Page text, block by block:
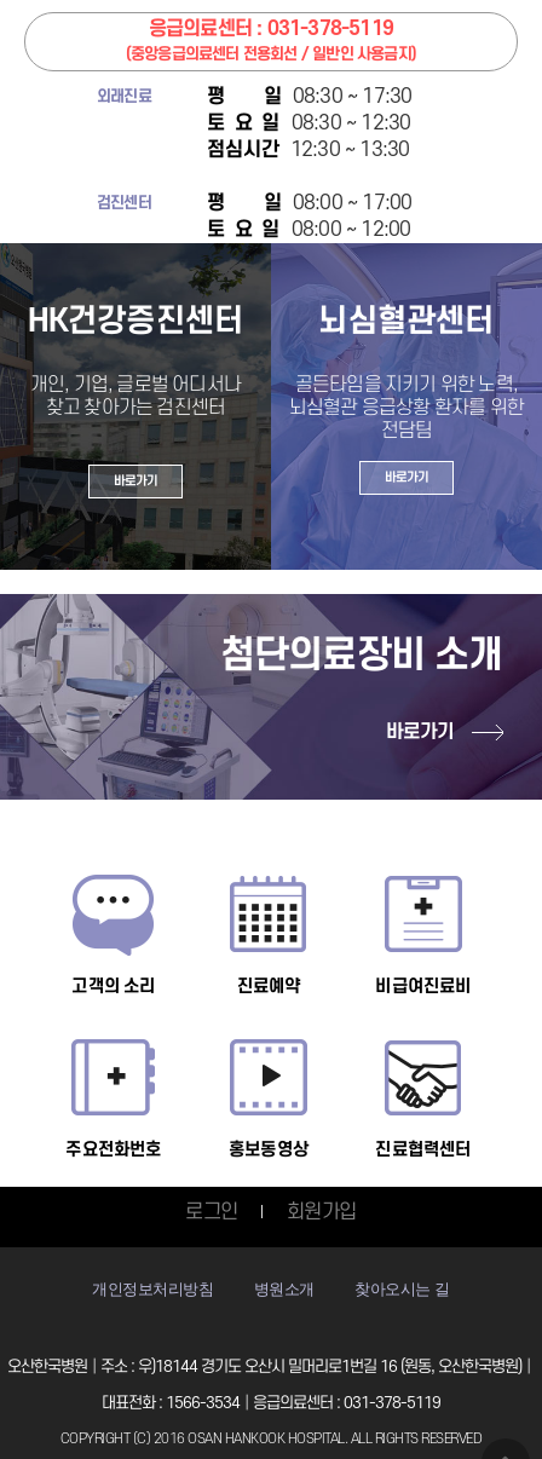
응급의료센터 : 031-378-5119
(중앙응급의료센터 전용회선 / 일반인 사용금지)
외래진료
검진센터
평 일 08:30 ~ 17:30
토 요 일
08:30 ~ 12:30
점심시간12:30 ~ 13:30
평 일 08:00 ~ 17:00
토 요 일
08:00 ~ 12:00
HK건강증진센터
개인, 기업, 글로벌 어디서나
찾고 찾아가는 검진센터
바로가기
뇌심혈관센터
골든타임을 지키기 위한 노력,
뇌심혈관 응급상황 환자를 위한
전담팀
바로가기
첨단의료장비 소개
바로가기
고객의 소리 진료예약 비급여진료비
주요전화번호 홍보동영상 진료협력센터
로그인 회원가입
개인정보처리방침 병원소개 찾아오시는 길
오산한국병원│주소 : 우)18144 경기도 오산시 밀머리로1번길 16 (원동, 오산한국병원)│
대표전화 : 1566-3534│응급의료센터 : 031-378-5119
COPYRIGHT (C) 2016 OSAN HANKOOK HOSPITAL. ALL RIGHTS RESERVED